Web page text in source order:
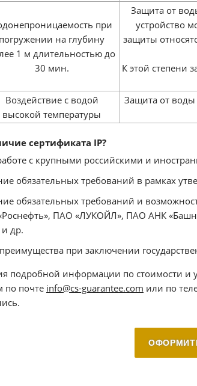
при
погружении на глубину
1 м длительностью до
30 мин.
Защита от
устройство
защиты
К этой степени
Воздействие с водой
высокой температуры
Защита от
сертификата IP?
с крупными российскими и
обязательных требований в рамках
обязательных требований и
ПАО «ЛУКОЙЛ», ПАО АНК
и др.
при заключении
подробной информации по стоимости и
по почте info@cs-guarantee.com или по